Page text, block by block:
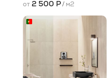
от 2 500 Р/ м2